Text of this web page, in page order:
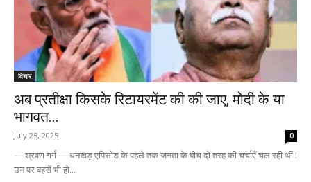
विचार
अब प्रतीक्षा किसके रिटायरमेंट की की जाए, मोदी के या
भागवत...
July 25, 2025 0
— श्रवण गर्ग — धनखड़ एपिसोड के पहले तक जनता के बीच दो तरह की चर्चाएँ चल रही थीं !
उन पर बहसें भी हो...